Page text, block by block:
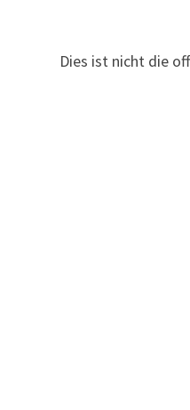
Dies ist nicht die